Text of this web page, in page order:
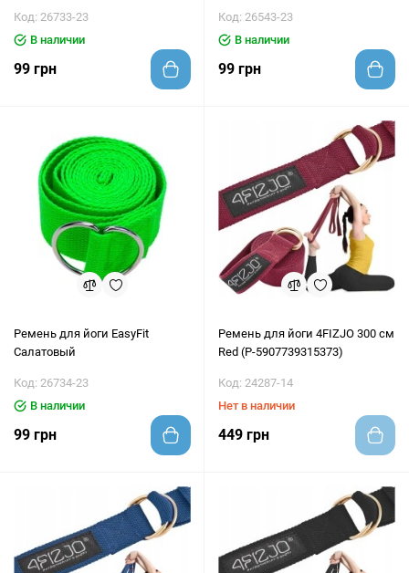
Код: 26733-23
В наличии
99 грн
Код: 26543-23
В наличии
99 грн
Ремень для йоги EasyFit
Салатовый
Код: 26734-23
В наличии
99 грн
Ремень для йоги 4FIZJO 300 см
Red (P-5907739315373)
Код: 24287-14
Нет в наличии
449 грн